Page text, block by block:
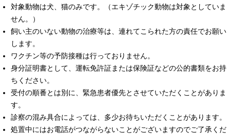
対象動物は犬、猫のみです。（エキゾチック動物は対象としていま
せん。）
飼い主のいない動物の治療等は、連れてこられた方の責任でお願い
します。
ワクチン等の予防接種は行っておりません。
身分証明書として、運転免許証または保険証などの公的書類をお持
ちください。
受付の順番とは別に、緊急患者優先とさせていただくことがありま
す。
診察の混み具合によっては、多少お待ちいただくことがあります。
処置中にはお電話がつながらないことがございますのでご了承くだ